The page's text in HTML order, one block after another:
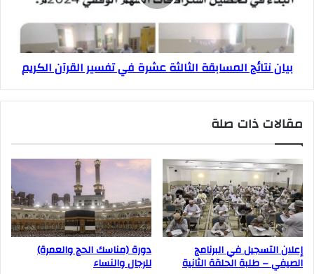
بيان نتائج المسابقة الثالثة عشرة في تفسير القرآن الكريم
مقالات ذات صلة
إعلان التسجيل في البرنامج
الصيفي – طلبة الحلقة الثانية
دورة (مناسك الحج والعمرة)
للرجال والنساء